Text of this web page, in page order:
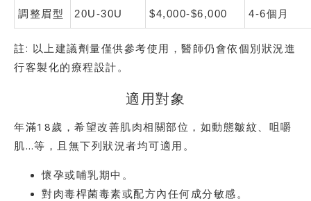
調整眉型 20U-30U $4,000-$6,000 4-6個月
註: 以上建議劑量僅供參考使用，醫師仍會依個別狀況進
行客製化的療程設計。
適用對象
年滿18歲，希望改善肌肉相關部位，如動態皺紋、咀嚼
肌…等，且無下列狀況者均可適用。
懷孕或哺乳期中。
對肉毒桿菌毒素或配方內任何成分敏感。